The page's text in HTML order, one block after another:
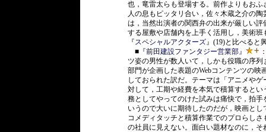
也，竜雷太らも登場する。前作よりもお
人の息もピッタリ合い，佐々木蔵之介の
は，当然出演者の関西弁の出来が厳しい
する屋敷や店舗内を上手く活用し，美術
『スペシャルアクターズ』(19)と比べると
■ 『前田建設ファンタジー営業部』
ツ姿の男性が数人いて，しかも役職の序
部門が企画した表題のWebコンテンツの
しておられた訳だ。テーマは「アニメや
対して，工期や経費を本気で積算すると
務としてやってのけた試みは痛快で，拍
いうので大いに期待したのだが，映画と
コメディタッチと積算作業でのプロらし
の社員に見えない。面白い題材なのに，